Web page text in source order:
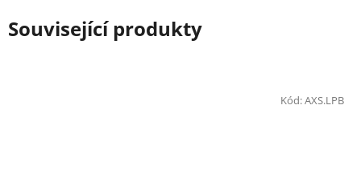
Související produkty
Kód:AXS.LPB